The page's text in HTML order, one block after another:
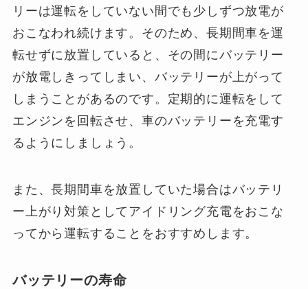
リーは運転をしていない間でも少しずつ放電が
おこなわれ続けます。そのため、長期間車を運
転せずに放置していると、その間にバッテリー
が放電しきってしまい、バッテリーが上がって
しまうことがあるのです。定期的に運転をして
エンジンを回転させ、車のバッテリーを充電す
るようにしましょう。
また、長期間車を放置していた場合はバッテリ
ー上がり対策としてアイドリング充電をおこな
ってから運転することをおすすめします。
バッテリーの寿命